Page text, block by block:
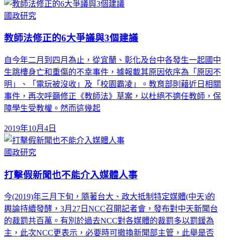
國政研究
教師法修正的6大爭議與3個建議
自今年二月到四月為止，從宜蘭、彰化及台中各發生一起國中
生跳樓身亡和重傷的不幸事件，據報載其原因依序為「原因不
明」、「電玩被沒收」及「校園霸凌」。教育部則藉近日相關
事件，再次呼籲修正《教師法》草案，以杜絕不適任教師，保
障學生受教權。然而這幾起
2019年10月4日
國政研究
打擊假新聞也不能介入媒體人事
今(2019)年三月下旬，隨著台大、政大抵制特定媒體(中天)的
輿論持續發酵，3月27日NCC召開記者會，發布對中天新聞台
的裁罰共百萬。有別於過去NCC對各媒體的裁罰多以罰鍰為
主，此次NCC更表示，必要時可撤換新聞部主管，此舉是否